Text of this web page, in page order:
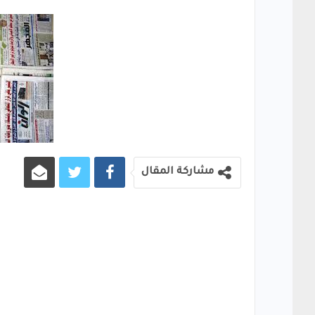
مشاركة المقال